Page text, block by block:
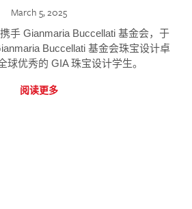
March 5, 2025
手 Gianmaria Buccellati 基金会，于
Buccellati 基金会珠宝设计卓
球优秀的 GIA 珠宝设计学生。
阅读更多